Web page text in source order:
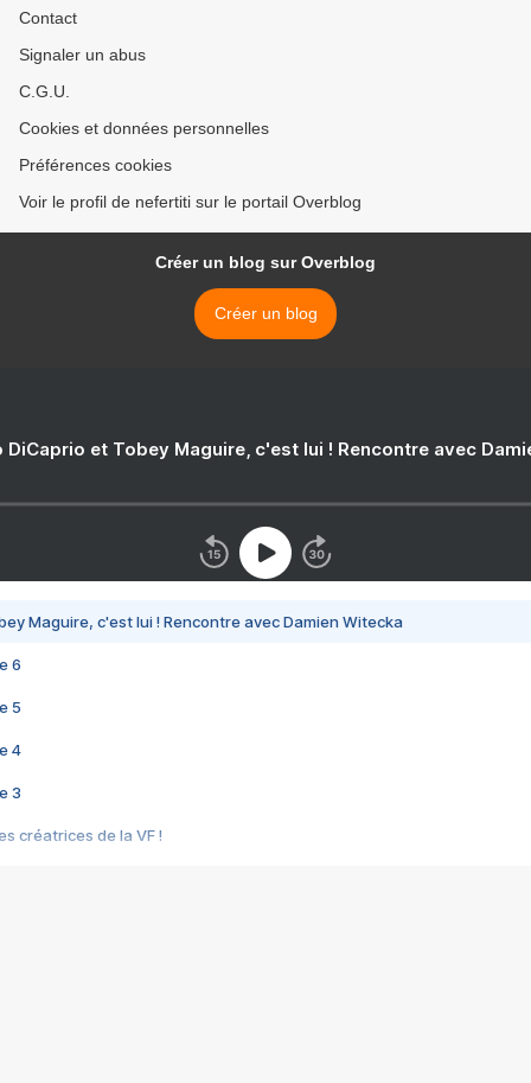
Contact
Signaler un abus
C.G.U.
Cookies et données personnelles
Préférences cookies
Voir le profil de nefertiti sur le portail Overblog
Créer un blog sur Overblog
Créer un blog
DiCaprio et Tobey Maguire, c'est lui ! Rencontre avec
Maguire, c'est lui ! Rencontre avec Damien Witecka
6
5
4
3
créatrices de la VF !